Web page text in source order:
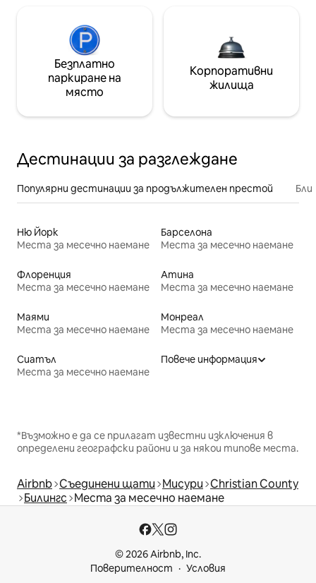
Безплатно
паркиране на
място
Корпоративни
жилища
Дестинации за разглеждане
Популярни дестинации за продължителен престой
Ню Йорк
Места за месечно наемане
Барселона
Места за месечно наемане
Флоренция
Места за месечно наемане
Атина
Места за месечно наемане
Маями
Места за месечно наемане
Монреал
Места за месечно наемане
Сиатъл
Места за месечно наемане
Повече информация
*Възможно е да се прилагат известни изключения в
определени географски райони и за някои типове места.
Airbnb Съединени щати Мисури Christian County
Билингс Места за месечно наемане
© 2026 Airbnb, Inc.
Поверителност
Условия